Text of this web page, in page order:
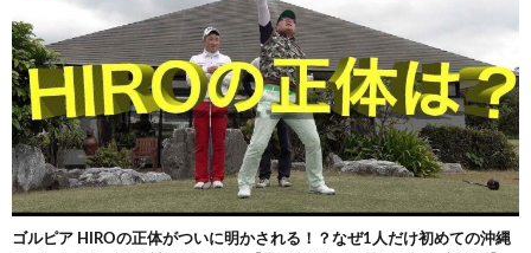
ゴルピア HIROの正体がついに明かされる！？なぜ1人だけ初めての沖縄